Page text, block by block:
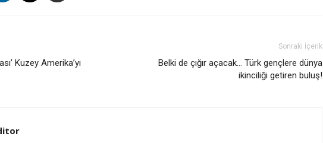
Kuzey Amerika’yı
Sonraki İçerik
Belki de çığır açacak… Türk gençlere dünya
ikinciliği getiren buluş!